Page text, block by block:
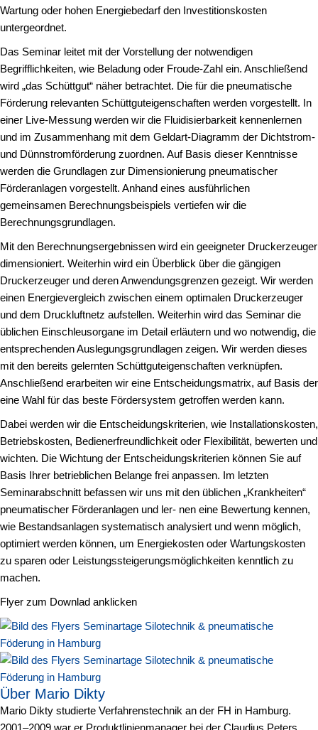
Wartung oder hohen Energiebedarf den Investitionskosten
untergeordnet.
Das Seminar leitet mit der Vorstellung der notwendigen
Begrifflichkeiten, wie Beladung oder Froude-Zahl ein. Anschließend
wird „das Schüttgut“ näher betrachtet. Die für die pneumatische
Förderung relevanten Schüttguteigenschaften werden vorgestellt. In
einer Live-Messung werden wir die Fluidisierbarkeit kennenlernen
und im Zusammenhang mit dem Geldart-Diagramm der Dichtstrom-
und Dünnstromförderung zuordnen. Auf Basis dieser Kenntnisse
werden die Grundlagen zur Dimensionierung pneumatischer
Förderanlagen vorgestellt. Anhand eines ausführlichen
gemeinsamen Berechnungsbeispiels vertiefen wir die
Berechnungsgrundlagen.
Mit den Berechnungsergebnissen wird ein geeigneter Druckerzeuger
dimensioniert. Weiterhin wird ein Überblick über die gängigen
Druckerzeuger und deren Anwendungsgrenzen gezeigt. Wir werden
einen Energievergleich zwischen einem optimalen Druckerzeuger
und dem Druckluftnetz aufstellen. Weiterhin wird das Seminar die
üblichen Einschleusorgane im Detail erläutern und wo notwendig, die
entsprechenden Auslegungsgrundlagen zeigen. Wir werden dieses
mit den bereits gelernten Schüttguteigenschaften verknüpfen.
Anschließend erarbeiten wir eine Entscheidungsmatrix, auf Basis der
eine Wahl für das beste Fördersystem getroffen werden kann.
Dabei werden wir die Entscheidungskriterien, wie Installationskosten,
Betriebskosten, Bedienerfreundlichkeit oder Flexibilität, bewerten und
wichten. Die Wichtung der Entscheidungskriterien können Sie auf
Basis Ihrer betrieblichen Belange frei anpassen. Im letzten
Seminarabschnitt befassen wir uns mit den üblichen „Krankheiten“
pneumatischer Förderanlagen und ler- nen eine Bewertung kennen,
wie Bestandsanlagen systematisch analysiert und wenn möglich,
optimiert werden können, um Energiekosten oder Wartungskosten
zu sparen oder Leistungssteigerungsmöglichkeiten kenntlich zu
machen.
Flyer zum Downlad anklicken
Über Mario Dikty
Mario Dikty studierte Verfahrenstechnik an der FH in Hamburg.
2001–2009 war er Produktlinienmanager bei der Claudius Peters